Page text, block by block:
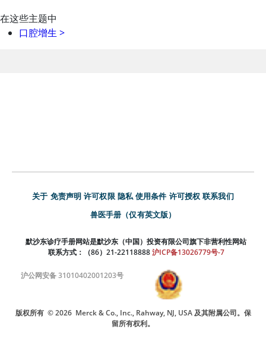
在这些主题中
口腔增生>
关于 免责声明 许可权限 隐私 使用条件 许可授权 联系我们
兽医手册（仅有英文版）
默沙东诊疗手册网站是默沙东（中国）投资有限公司旗下非营利性网站
联系方式：（86）21-22118888 沪ICP备13026779号-7
沪公网安备 31010402001203号
版权所有 © 2026 Merck & Co., Inc., Rahway, NJ, USA 及其附属公司。保
留所有权利。